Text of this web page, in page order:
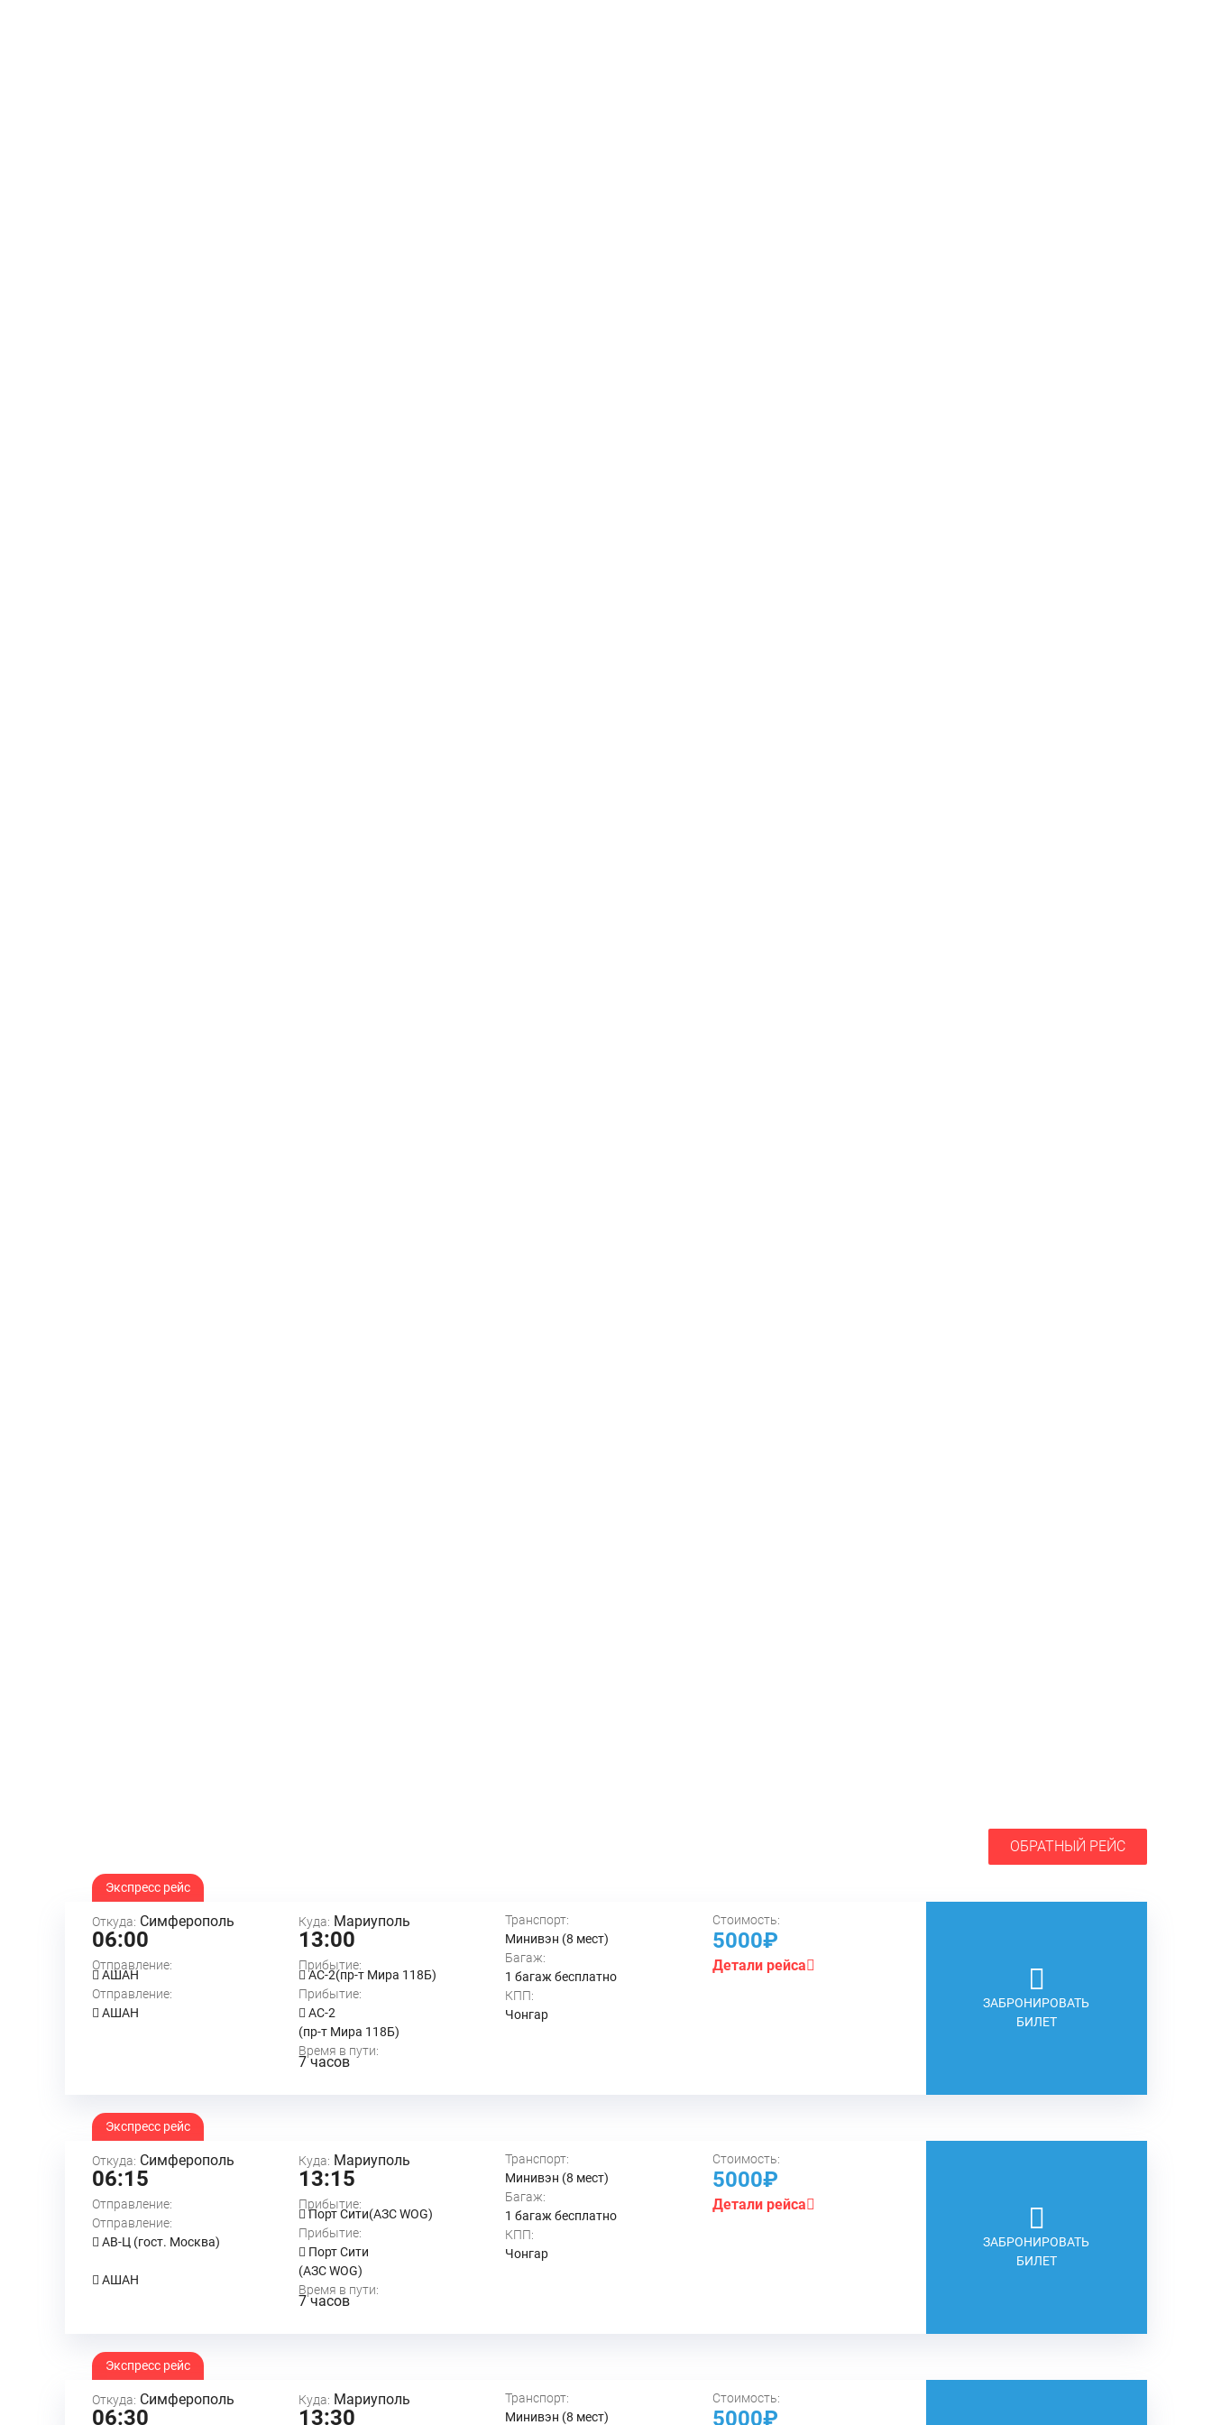
ОБРАТНЫЙ РЕЙС
Экспресс рейс
Откуда: Симферополь
06:00
Отправление:
АШАН
Отправление:
АШАН
Куда: Мариуполь
13:00
Прибытие:
АС-2(пр-т Мира 118Б)
Прибытие:
АС-2
(пр-т Мира 118Б)
Время в пути:
7 часов
Транспорт:
Минивэн (8 мест)
Багаж:
1 багаж бесплатно
КПП:
Чонгар
Стоимость:
5000₽
Детали рейса
ЗАБРОНИРОВАТЬ
БИЛЕТ
Экспресс рейс
Откуда: Симферополь
06:15
Отправление:
Отправление:
АВ-Ц (гост. Москва)
АШАН
Куда: Мариуполь
13:15
Прибытие:
Порт Сити(АЗС WOG)
Прибытие:
Порт Сити
(АЗС WOG)
Время в пути:
7 часов
Транспорт:
Минивэн (8 мест)
Багаж:
1 багаж бесплатно
КПП:
Чонгар
Стоимость:
5000₽
Детали рейса
ЗАБРОНИРОВАТЬ
БИЛЕТ
Экспресс рейс
Откуда: Симферополь
06:30
Куда: Мариуполь
13:30
Транспорт:
Минивэн (8 мест)
Стоимость:
5000₽